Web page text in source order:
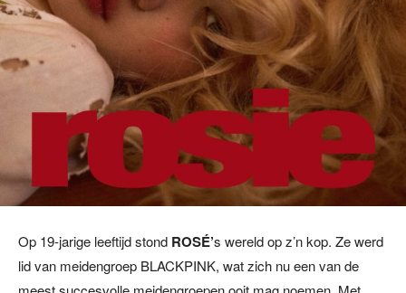
Op 19-jarige leeftijd stond ROSÉ’s wereld op z’n kop. Ze werd
lid van meidengroep BLACKPINK, wat zich nu een van de